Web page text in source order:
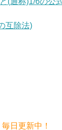
互除法)
毎日更新中！